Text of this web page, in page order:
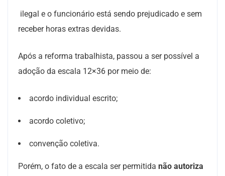
ilegal e o funcionário está sendo prejudicado e sem
receber horas extras devidas.
Após a reforma trabalhista, passou a ser possível a
adoção da escala 12×36 por meio de:
acordo individual escrito;
acordo coletivo;
convenção coletiva.
Porém, o fato de a escala ser permitida não autoriza